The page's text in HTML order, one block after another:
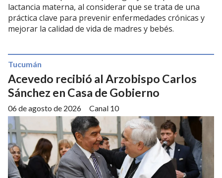
lactancia materna, al considerar que se trata de una
práctica clave para prevenir enfermedades crónicas y
mejorar la calidad de vida de madres y bebés.
Acevedo recibió al Arzobispo Carlos
Sánchez en Casa de Gobierno
Canal 10
Tucumán
06 de agosto de 2026